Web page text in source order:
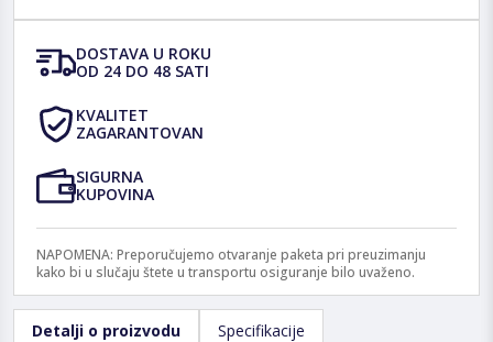
DOSTAVA U ROKU
OD 24 DO 48 SATI
KVALITET
ZAGARANTOVAN
SIGURNA
KUPOVINA
NAPOMENA: Preporučujemo otvaranje paketa pri preuzimanju
kako bi u slučaju štete u transportu osiguranje bilo uvaženo.
Detalji o proizvodu Specifikacije